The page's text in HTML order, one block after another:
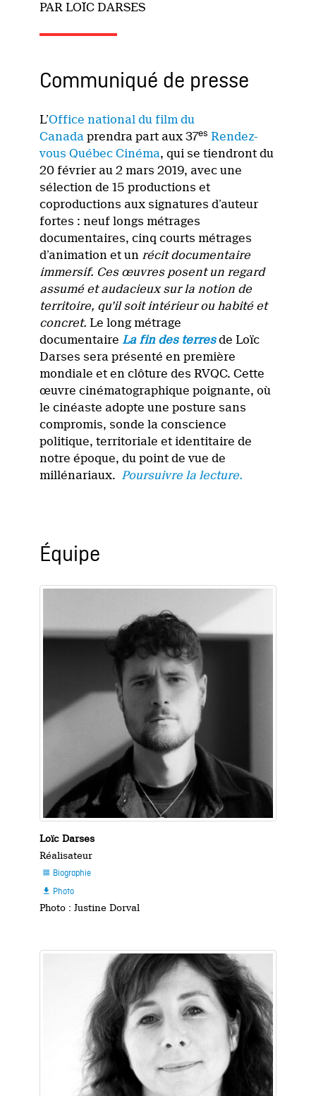
PAR LOÏC DARSES
Communiqué de presse
L’Office national du film du
Canada prendra part aux 37es Rendez-
vous Québec Cinéma, qui se tiendront du
20 février au 2 mars 2019, avec une
sélection de 15 productions et
coproductions aux signatures d’auteur
fortes : neuf longs métrages
documentaires, cinq courts métrages
d’animation et un récit documentaire
immersif. Ces œuvres posent un regard
assumé et audacieux sur la notion de
territoire, qu’il soit intérieur ou habité et
concret.Le long métrage
documentaire La fin des terresde Loïc
Darses sera présenté en première
mondiale et en clôture des RVQC. Cette
œuvre cinématographique poignante, où
le cinéaste adopte une posture sans
compromis, sonde la conscience
politique, territoriale et identitaire de
notre époque, du point de vue de
millénariaux. Poursuivre la lecture.
Équipe
Loïc Darses
Réalisateur
 Biographie
 Photo
Photo : Justine Dorval